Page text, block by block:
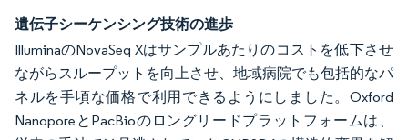
遺伝子シーケンシング技術の進歩
IlluminaのNovaSeq Xはサンプルあたりのコストを低下させ
ながらスループットを向上させ、地域病院でも包括的なパ
ネルを手頃な価格で利用できるようにしました。Oxford
NanoporeとPacBioのロングリードプラットフォームは、